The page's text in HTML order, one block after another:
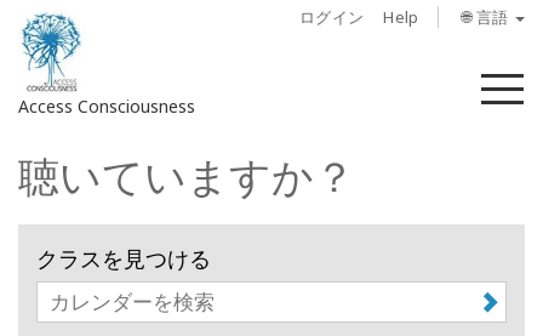
ログイン Help 🌐 言語
Access Consciousness
メ
ア
カ
ウ
ン
ト
に
聴いていますか？
クラスを見つける